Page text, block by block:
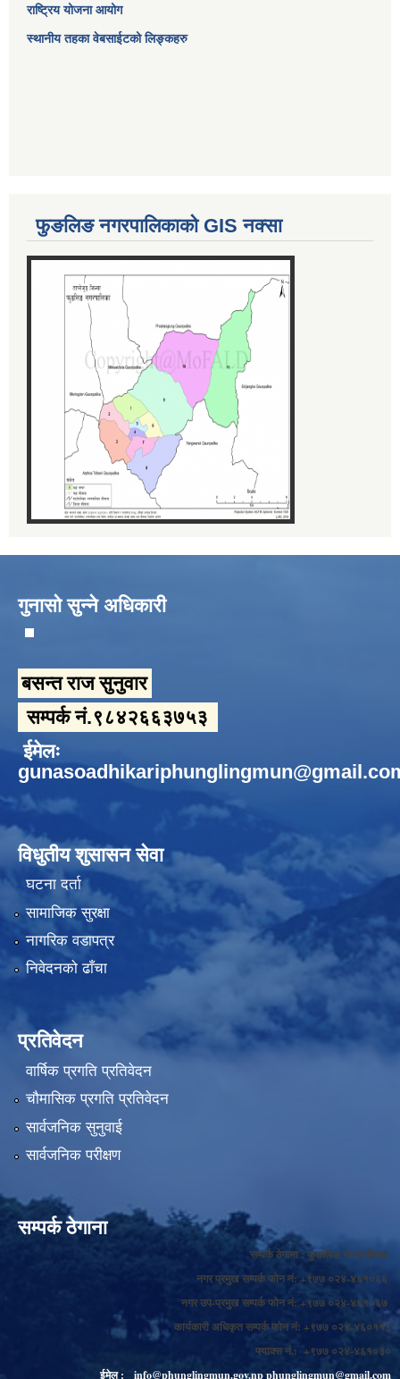
राष्ट्रिय योजना आयोग
स्थानीय तहका वेबसाईटको लिङ्कहरु
फुङलिङ नगरपालिकाको GIS नक्सा
गुनासो सुन्ने अधिकारी
बसन्त राज सुनुवार
सम्पर्क नं.९८४२६६३७५३
ईमेलः
विधुतीय शुसासन सेवा
घटना दर्ता
सामाजिक सुरक्षा
नागरिक वडापत्र
निवेदनको ढाँचा
प्रतिवेदन
वार्षिक प्रगति प्रतिवेदन
चौमासिक प्रगति प्रतिवेदन
सार्वजनिक सुनुवाई
सार्वजनिक परीक्षण
सम्पर्क ठेगाना
सम्पर्क ठेगाना : फुङलिङ नगरपालिका
नगर प्रमुख सम्पर्क फोन नं: +९७७ ०२४-४६१०६६
नगर उप-प्रमुख सम्पर्क फोन नं: +९७७ ०२४-४६१०६७
कार्यकारी अधिकृत सम्पर्क फोन नं: +९७७ ०२४-४६०११४
फ्याक्स नं.: +९७७ ०२४-४६१०३०
ईमेल :
info@phunglingmun.gov.npphunglingmun@gmail.com